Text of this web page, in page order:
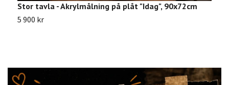
Stor tavla - Akrylmålning på plåt "Idag", 90x72cm
5 900 kr